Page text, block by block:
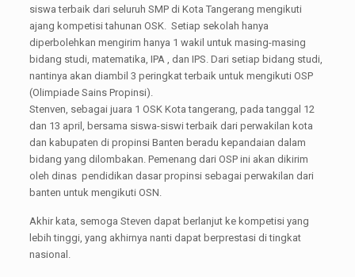
siswa terbaik dari seluruh SMP di Kota Tangerang mengikuti
ajang kompetisi tahunan OSK. Setiap sekolah hanya
diperbolehkan mengirim hanya 1 wakil untuk masing-masing
bidang studi, matematika, IPA , dan IPS. Dari setiap bidang studi,
nantinya akan diambil 3 peringkat terbaik untuk mengikuti OSP
(Olimpiade Sains Propinsi).
Stenven, sebagai juara 1 OSK Kota tangerang, pada tanggal 12
dan 13 april, bersama siswa-siswi terbaik dari perwakilan kota
dan kabupaten di propinsi Banten beradu kepandaian dalam
bidang yang dilombakan. Pemenang dari OSP ini akan dikirim
oleh dinas pendidikan dasar propinsi sebagai perwakilan dari
banten untuk mengikuti OSN.
Akhir kata, semoga Steven dapat berlanjut ke kompetisi yang
lebih tinggi, yang akhirnya nanti dapat berprestasi di tingkat
nasional.